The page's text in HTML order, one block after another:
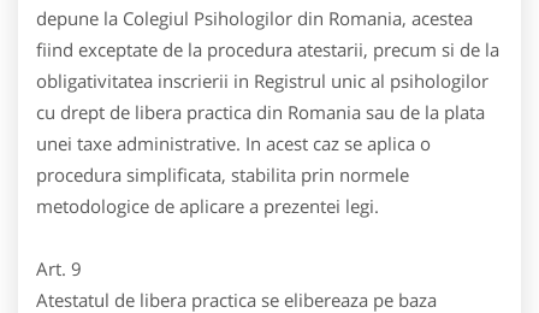
depune la Colegiul Psihologilor din Romania, acestea
fiind exceptate de la procedura atestarii, precum si de la
obligativitatea inscrierii in Registrul unic al psihologilor
cu drept de libera practica din Romania sau de la plata
unei taxe administrative. In acest caz se aplica o
procedura simplificata, stabilita prin normele
metodologice de aplicare a prezentei legi.
Art. 9
Atestatul de libera practica se elibereaza pe baza